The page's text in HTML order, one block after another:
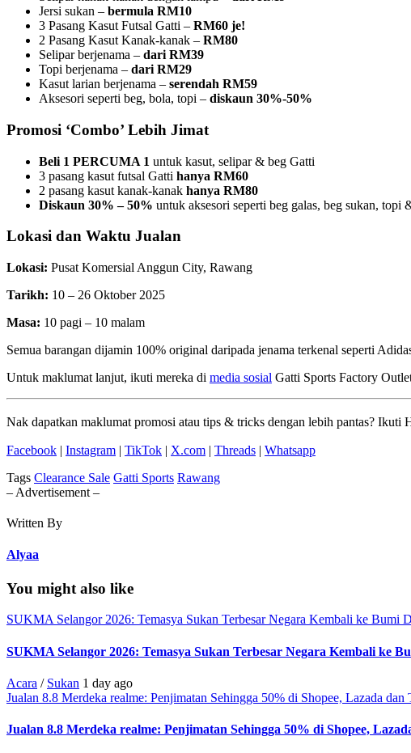
Jersi sukan – bermula RM10
3 Pasang Kasut Futsal Gatti – RM60 je!
2 Pasang Kasut Kanak-kanak – RM80
Selipar berjenama – dari RM39
Topi berjenama – dari RM29
Kasut larian berjenama – serendah RM59
Aksesori seperti beg, bola, topi – diskaun 30%-50%
Promosi ‘Combo’ Lebih Jimat
Beli 1 PERCUMA 1 untuk kasut, selipar & beg Gatti
3 pasang kasut futsal Gatti hanya RM60
2 pasang kasut kanak-kanak hanya RM80
Diskaun 30% – 50% untuk aksesori seperti beg galas, beg sukan, topi
Lokasi dan Waktu Jualan
Lokasi: Pusat Komersial Anggun City, Rawang
Tarikh: 10 – 26 Oktober 2025
Masa: 10 pagi – 10 malam
Semua barangan dijamin 100% original daripada jenama terkenal seperti
Untuk maklumat lanjut, ikuti mereka di media sosial Gatti Sports Factory
Nak dapatkan maklumat promosi atau tips & tricks dengan lebih pantas? Ikuti
Facebook | Instagram | TikTok | X.com | Threads | Whatsapp
Tags Clearance Sale Gatti Sports Rawang
– Advertisement –
Written By
Alyaa
You might also like
SUKMA Selangor 2026: Temasya Sukan Terbesar Negara Kembali ke Bumi
SUKMA Selangor 2026: Temasya Sukan Terbesar Negara Kembali ke
Acara / Sukan 1 day ago
Jualan 8.8 Merdeka realme: Penjimatan Sehingga 50% di Shopee, Lazada
Jualan 8.8 Merdeka realme: Penjimatan Sehingga 50% di Shopee,